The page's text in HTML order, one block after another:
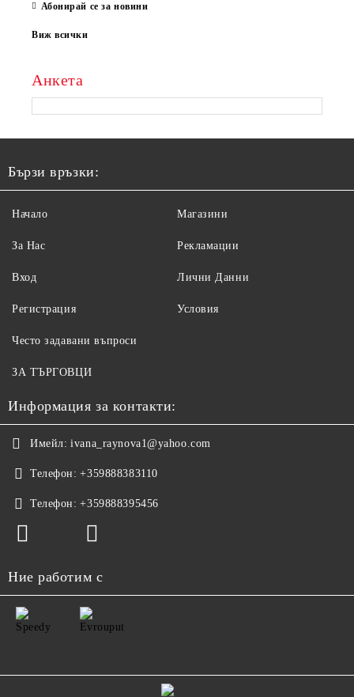
Абонирай се за новини
Виж всички
Анкета
Бързи връзки:
Начало
За Нас
Вход
Регистрация
Магазини
Рекламации
Лични Данни
Условия
Често задавани въпроси
ЗА ТЪРГОВЦИ
Информация за контакти:
Имейл: ivana_raynova1@yahoo.com
Телефон: +359888383110
Телефон: +359888395456
Ние работим с